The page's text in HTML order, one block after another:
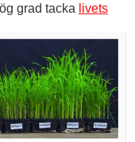
grad tacka livets